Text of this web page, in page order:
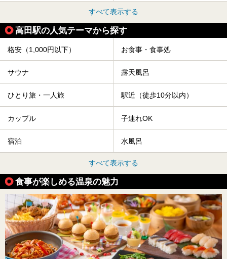
すべて表示する
高田駅の人気テーマから探す
格安（1,000円以下） お食事・食事処
サウナ 露天風呂
ひとり旅・一人旅 駅近（徒歩10分以内）
カップル 子連れOK
宿泊 水風呂
すべて表示する
食事が楽しめる温泉の魅力